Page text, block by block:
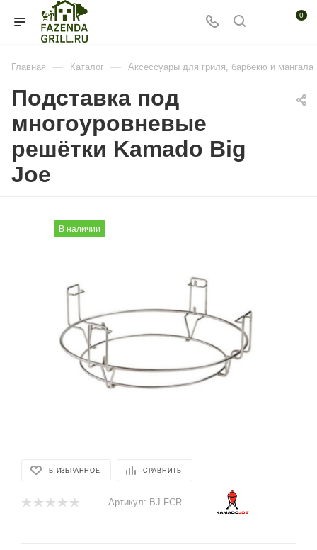
0
Главная — Каталог — Аксессуары для гриля, барбекю и мангала
Подставка под
многоуровневые
решётки Kamado Big
Joe
В наличии
В ИЗБРАННОЕ СРАВНИТЬ
Артикул: BJ-FCR